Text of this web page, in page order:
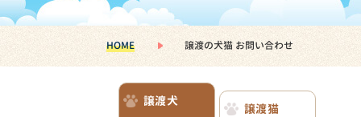
HOME 譲渡の犬猫 お問い合わせ
譲渡犬
譲渡猫